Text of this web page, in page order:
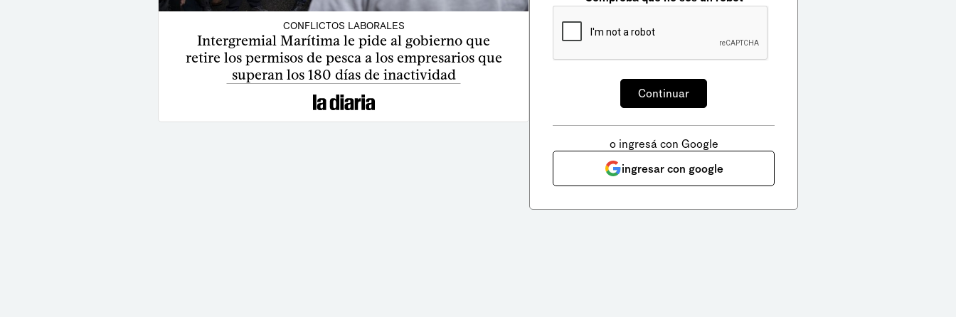
CONFLICTOS LABORALES
Intergremial Marítima le pide al gobierno que
retire los permisos de pesca a los empresarios que
superan los 180 días de inactividad
o ingresá con Google
ingresar con google